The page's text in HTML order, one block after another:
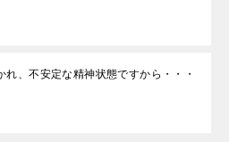
れ、不安定な精神状態ですから・・・